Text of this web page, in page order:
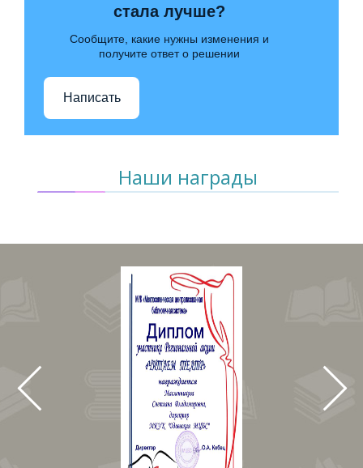
стала лучше?
Сообщите, какие нужны изменения и
получите ответ о решении
Написать
Наши награды